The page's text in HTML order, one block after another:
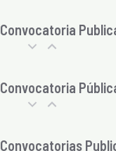
Convocatoria
Convocatoria
Convocatorias